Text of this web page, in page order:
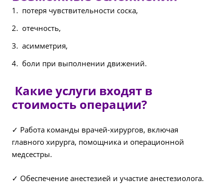
потеря чувствительности соска,
отечность,
асимметрия,
боли при выполнении движений.
Какие услуги входят в
стоимость операции?
✓ Работа команды врачей-хирургов, включая
главного хирурга, помощника и операционной
медсестры.
✓ Обеспечение анестезией и участие анестезиолога.